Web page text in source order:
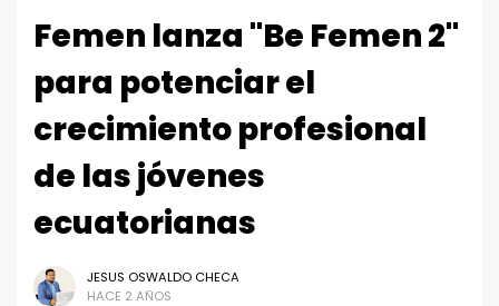
Femen lanza "Be Femen 2"
para potenciar el
crecimiento profesional
de las jóvenes
ecuatorianas
JESUS OSWALDO CHECA
HACE 2 AÑOS